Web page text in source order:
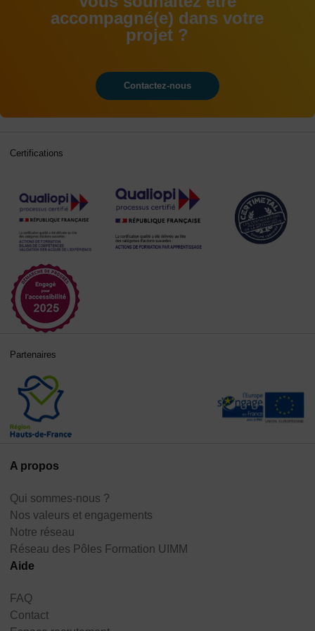
accompagné(e) dans votre
projet ?
Contactez-nous
A propos
Qui sommes-nous ?
Nos valeurs et engagements
Notre réseau
Réseau des Pôles Formation UIMM
Aide
FAQ
Contact
Certifications
Partenaires